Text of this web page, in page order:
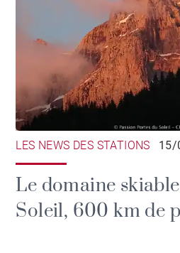
LES NEWS DES STATIONS 15/
Le domaine
Soleil, 600 km de